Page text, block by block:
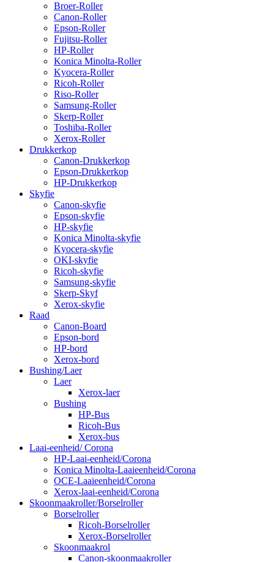
Broer-Roller
Canon-Roller
Epson-Roller
Fujitsu-Roller
HP-Roller
Konica Minolta-Roller
Kyocera-Roller
Ricoh-Roller
Riso-Roller
Samsung-Roller
Skerp-Roller
Toshiba-Roller
Xerox-Roller
Drukkerkop
Canon-Drukkerkop
Epson-Drukkerkop
HP-Drukkerkop
Skyfie
Canon-skyfie
Epson-skyfie
HP-skyfie
Konica Minolta-skyfie
Kyocera-skyfie
OKI-skyfie
Ricoh-skyfie
Samsung-skyfie
Skerp-Skyf
Xerox-skyfie
Raad
Canon-Board
Epson-bord
HP-bord
Xerox-bord
Bushing/Laer
Laer
Xerox-laer
Bushing
HP-Bus
Ricoh-Bus
Xerox-bus
Laai-eenheid/ Corona
HP-Laai-eenheid/Corona
Konica Minolta-Laaieenheid/Corona
OCE-Laaieenheid/Corona
Xerox-laai-eenheid/Corona
Skoonmaakroller/Borselroller
Borselroller
Ricoh-Borselroller
Xerox-Borselroller
Skoonmaakrol
Canon-skoonmaakroller